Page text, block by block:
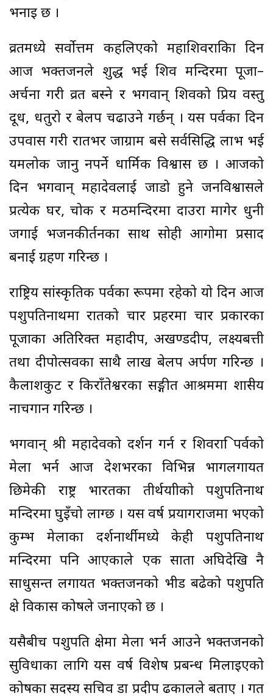
भनाइ छ ।
व्रतमध्ये सर्वोत्तम कहलिएको महाशिवरात्रिका दिन
आज भक्तजनले शुद्ध भई शिव मन्दिरमा पूजा–
अर्चना गरी व्रत बस्ने र भगवान् शिवको प्रिय वस्तु
दूध, धतुरो र बेलपत्र चढाउने गर्छन् । यस पर्वका दिन
उपवास गरी रातभर जाग्राम बसे सर्वसिद्धि लाभ भई
यमलोक जानु नपर्ने धार्मिक विश्वास छ । आजको
दिन भगवान् महादेवलाई जाडो हुने जनविश्वासले
प्रत्येक घर, चोक र मठमन्दिरमा दाउरा मागेर धुनी
जगाई भजनकीर्तनका साथ सोही आगोमा प्रसाद
बनाई ग्रहण गरिन्छ ।
राष्ट्रिय सांस्कृतिक पर्वका रूपमा रहेको यो दिन आज
पशुपतिनाथमा रातको चार प्रहरमा चार प्रकारका
पूजाका अतिरिक्त महादीप, अखण्डदीप, लक्ष्यबत्ती
तथा दीपोत्सवका साथै लाख बेलपत्र अर्पण गरिन्छ ।
कैलाशकुट र किराँतेश्वरका सङ्गीत आश्रममा शास्त्रीय
नाचगान गरिन्छ ।
भगवान् श्री महादेवको दर्शन गर्न र शिवरात्रि पर्वको
मेला भर्न आज देशभरका विभिन्न भागलगायत
छिमेकी राष्ट्र भारतका तीर्थयात्रीको पशुपतिनाथ
मन्दिरमा घुइँचो लाग्छ । यस वर्ष प्रयागराजमा भएको
कुम्भ मेलाका दर्शनार्थीमध्ये केही पशुपतिनाथ
मन्दिरमा पनि आएकाले एक साता अघिदेखि नै
साधुसन्त लगायत भक्तजनको भीड बढेको पशुपति
क्षेत्र विकास कोषले जनाएको छ ।
यसैबीच पशुपति क्षेत्रमा मेला भर्न आउने भक्तजनको
सुविधाका लागि यस वर्ष विशेष प्रबन्ध मिलाइएको
कोषका सदस्य सचिव डा प्रदीप ढकालले बताए । गत